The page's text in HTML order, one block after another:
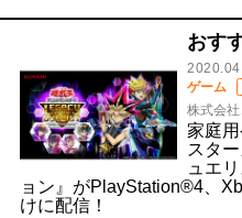
おす
ゲーム
株式会
家庭
スタ
ュエ
ョン』がPlayStation®4、
けに配信！